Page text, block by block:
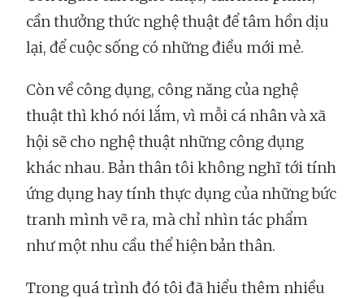
cần thưởng thức nghệ thuật để tâm hồn dịu
lại, để cuộc sống có những điều mới mẻ.
Còn về công dụng, công năng của nghệ
thuật thì khó nói lắm, vì mỗi cá nhân và xã
hội sẽ cho nghệ thuật những công dụng
khác nhau. Bản thân tôi không nghĩ tới tính
ứng dụng hay tính thực dụng của những bức
tranh mình vẽ ra, mà chỉ nhìn tác phẩm
như một nhu cầu thể hiện bản thân.
Trong quá trình đó tôi đã hiểu thêm nhiều